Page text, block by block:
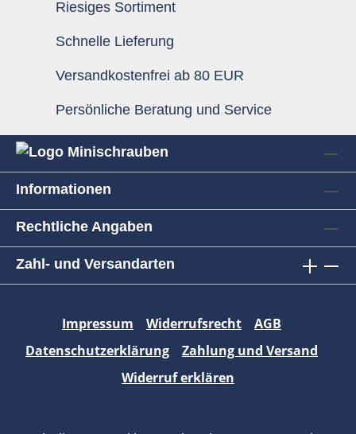
Riesiges Sortiment
Schnelle Lieferung
Versandkostenfrei ab 80 EUR
Persönliche Beratung und Service
Informationen
Rechtliche Angaben
Zahl- und Versandarten
Impressum Widerrufsrecht
AGB
Datenschutzerklärung
Zahlung und Versand
Widerruf erklären